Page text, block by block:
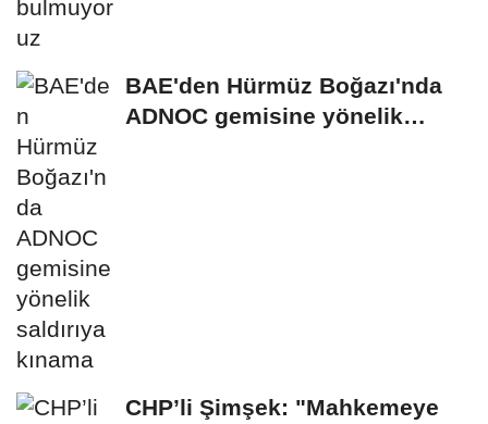
BAE'den Hürmüz Boğazı'nda
ADNOC gemisine yönelik
CHP’li Şimşek: "Mahkemeye